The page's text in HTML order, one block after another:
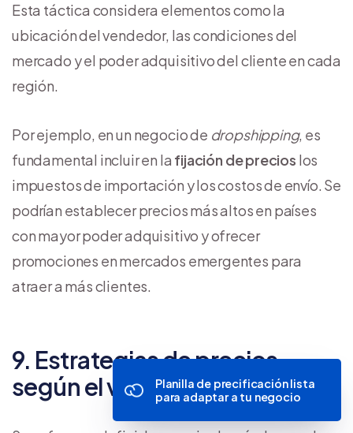
Esta táctica considera elementos como la
ubicación del vendedor, las condiciones del
mercado y el poder adquisitivo del cliente en cada
región.
Por ejemplo, en un negocio de dropshipping, es
fundamental incluir en la fijación de precios los
impuestos de importación y los costos de envío. Se
podrían establecer precios más altos en países
con mayor poder adquisitivo y ofrecer
promociones en mercados emergentes para
atraer a más clientes.
9. Estrategias de precios
según el valor percibido
Planilla de precificación lista
para adaptar a tu negocio